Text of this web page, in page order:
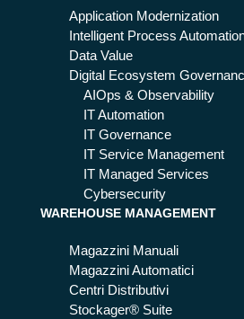
Application Modernization
Intelligent Process
Data Value
Digital Ecosystem
AIOps & Observability
IT Automation
IT Governance
IT Service Management
IT Managed Services
Cybersecurity
WAREHOUSE MANAGEMENT
Magazzini Manuali
Magazzini Automatici
Centri Distributivi
Stockager® Suite